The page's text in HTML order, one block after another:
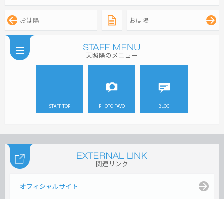
おは陽 おは陽
天照陽のメニュー
STAFF TOP PHOTO FAVO BLOG
関連リンク
オフィシャルサイト